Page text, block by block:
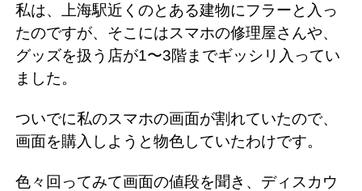
私は、上海駅近くのとある建物にフラーと入っ
たのですが、そこにはスマホの修理屋さんや、
グッズを扱う店が1〜3階までギッシリ入ってい
ました。
ついでに私のスマホの画面が割れていたので、
画面を購入しようと物色していたわけです。
色々回ってみて画面の値段を聞き、ディスカウ